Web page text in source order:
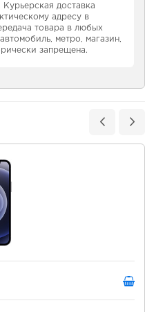
Курьерская доставка
адресу в
товара в любых
метро, магазин,
запрещена.